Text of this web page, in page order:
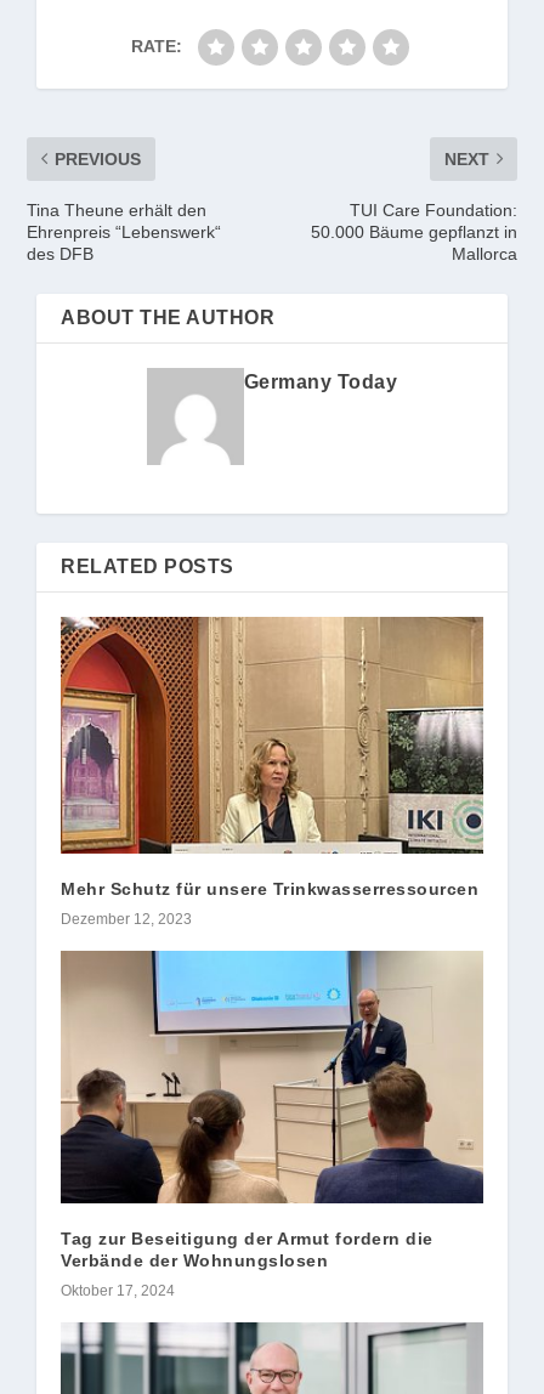
RATE:
PREVIOUS
Tina Theune erhält den
Ehrenpreis “Lebenswerk“
des DFB
NEXT
TUI Care Foundation:
50.000 Bäume gepflanzt in
Mallorca
ABOUT THE AUTHOR
Germany Today
RELATED POSTS
Mehr Schutz für unsere Trinkwasserressourcen
Dezember 12, 2023
Tag zur Beseitigung der Armut fordern die
Verbände der Wohnungslosen
Oktober 17, 2024